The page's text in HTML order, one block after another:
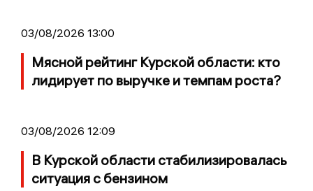
03/08/2026 13:00
Мясной рейтинг Курской области: кто
лидирует по выручке и темпам роста?
03/08/2026 12:09
В Курской области стабилизировалась
ситуация с бензином